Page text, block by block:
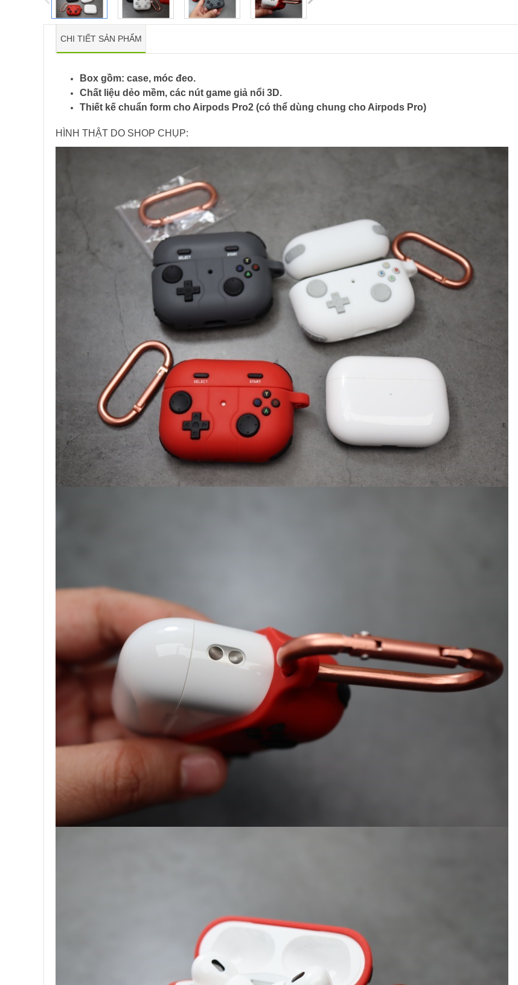
CHI TIẾT SẢN PHẨM
Box gồm: case, móc đeo.
Chất liệu dẻo mềm, các nút game giả nổi 3D.
Thiết kế chuẩn form cho Airpods Pro2 (có thể dùng chung cho Airpods Pro)
HÌNH THẬT DO SHOP CHỤP: